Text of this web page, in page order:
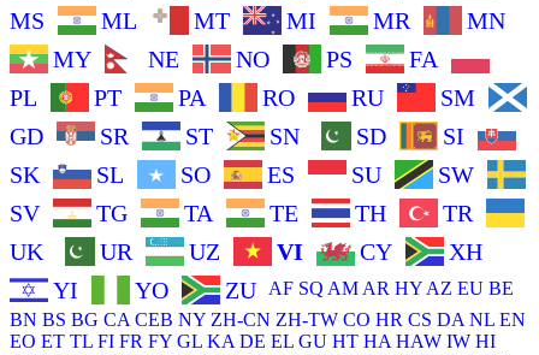
MS
ML MT MI MR
MN
MY
NE NO PS
FA
PL
PT PA RO RU
SM
GD
SR ST SN SD
SI
SK
SL SO ES SU
SW
SV
TG TA TE TH
TR
UK
UR UZ VI CY
XH
YI
YO ZU AF SQ AM AR HY AZ EU BE
BN BS BG CA CEB NY ZH-CN ZH-TW CO HR CS DA NL EN
EO ET TL FI FR FY GL KA DE EL GU HT HA HAW IW HI